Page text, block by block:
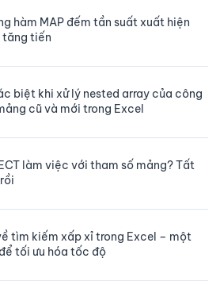
hàm MAP đếm tần suất xuất hiện
tăng tiến
biệt khi xử lý nested array của công
cũ và mới trong Excel
làm việc với tham số mảng? Tất
tìm kiếm xấp xỉ trong Excel – một
tối ưu hóa tốc độ